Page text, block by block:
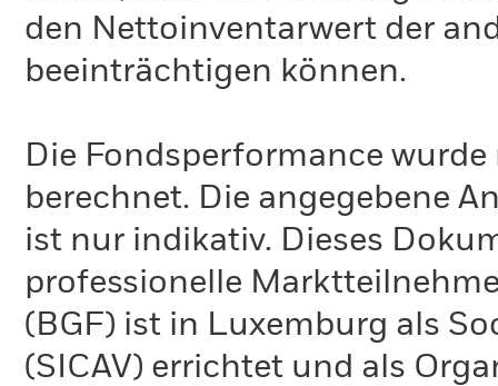
den Nettoinventarwert der
beeinträchtigen können.
Die Fondsperformance
berechnet. Die angegebene
ist nur indikativ. Dieses
professionelle
(BGF) ist in Luxemburg als
(SICAV) errichtet und als